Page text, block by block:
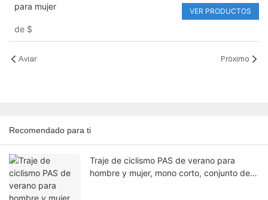
para mujer
de $
VER PRODUCTOS
Aviar Próximo
Recomendado para ti
Traje de ciclismo PAS de verano para
hombre y mujer, mono corto, conjunto de